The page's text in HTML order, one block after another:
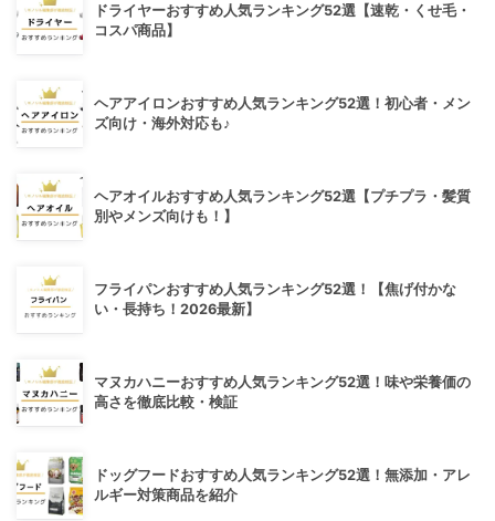
ドライヤーおすすめ人気ランキング52選【速乾・くせ毛・
コスパ商品】
ヘアアイロンおすすめ人気ランキング52選！初心者・メン
ズ向け・海外対応も♪
ヘアオイルおすすめ人気ランキング52選【プチプラ・髪質
別やメンズ向けも！】
フライパンおすすめ人気ランキング52選！【焦げ付かな
い・長持ち！2026最新】
マヌカハニーおすすめ人気ランキング52選！味や栄養価の
高さを徹底比較・検証
ドッグフードおすすめ人気ランキング52選！無添加・アレ
ルギー対策商品を紹介